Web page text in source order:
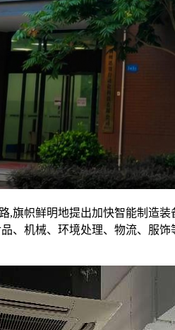
帜鲜明地提出加快智能制造
、机械、环境处理、物流、服